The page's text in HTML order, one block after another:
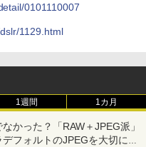
0101110007
1129.html
1週間 1カ月
かった？「RAW＋JPEG派」
フォルトのJPEGを大切にす